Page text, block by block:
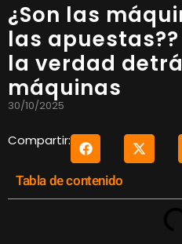
¿Son las
las
la verdad
máquinas
30/10/2025
Compartir:
Tabla de contenido